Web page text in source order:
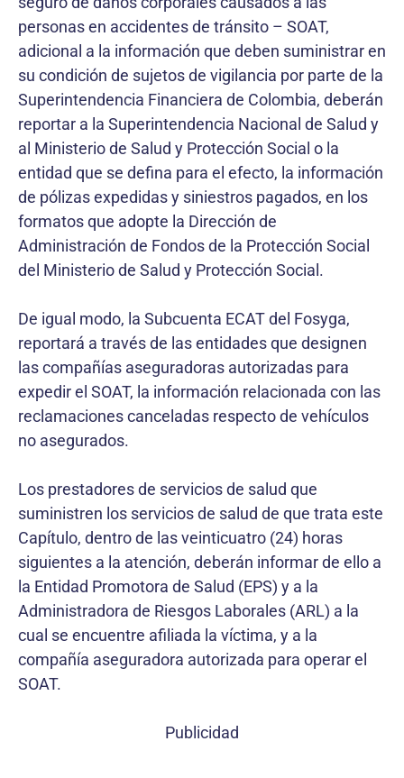
personas en accidentes de tránsito – SOAT,
adicional a la información que deben suministrar en
su condición de sujetos de vigilancia por parte de la
Superintendencia Financiera de Colombia, deberán
reportar a la Superintendencia Nacional de Salud y
al Ministerio de Salud y Protección Social o la
entidad que se defina para el efecto, la información
de pólizas expedidas y siniestros pagados, en los
formatos que adopte la Dirección de
Administración de Fondos de la Protección Social
del Ministerio de Salud y Protección Social.
De igual modo, la Subcuenta ECAT del Fosyga,
reportará a través de las entidades que designen
las compañías aseguradoras autorizadas para
expedir el SOAT, la información relacionada con las
reclamaciones canceladas respecto de vehículos
no asegurados.
Los prestadores de servicios de salud que
suministren los servicios de salud de que trata este
Capítulo, dentro de las veinticuatro (24) horas
siguientes a la atención, deberán informar de ello a
la Entidad Promotora de Salud (EPS) y a la
Administradora de Riesgos Laborales (ARL) a la
cual se encuentre afiliada la víctima, y a la
compañía aseguradora autorizada para operar el
SOAT.
Publicidad